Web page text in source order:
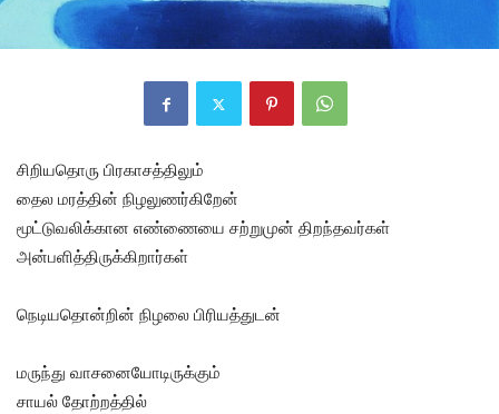
சிறியதொரு பிரகாசத்திலும்
தைல மரத்தின் நிழலுணர்கிறேன்
மூட்டுவலிக்கான எண்ணையை சற்றுமுன் திறந்தவர்கள்
அன்பளித்திருக்கிறார்கள்
நெடியதொன்றின் நிழலை பிரியத்துடன்
மருந்து வாசனையோடிருக்கும்
சாயல் தோற்றத்தில்